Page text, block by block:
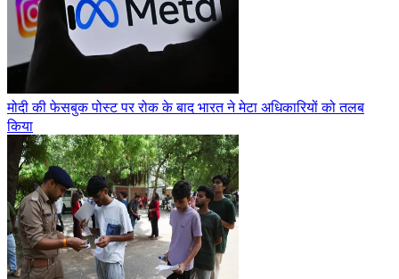
मोदी की फेसबुक पोस्ट पर रोक के बाद भारत ने मेटा अधिकारियों को तलब
किया